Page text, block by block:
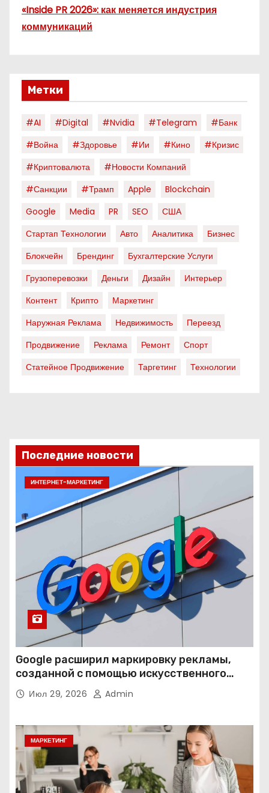
«Inside PR 2026»: как меняется индустрия
коммуникаций
Метки
#AI #digital #nvidia #telegram
#банк
#война
#здоровье #ии #кино
#кризис
#криптовалюта
#новости Компаний
#санкции
#трамп Apple
Blockchain
Google
Media PR SEO
США
Стартап Технологии
Авто Аналитика
Бизнес
Блокчейн
Брендинг
Бухгалтерские Услуги
Грузоперевозки
Деньги Дизайн
Интерьер
Контент
Крипто
Маркетинг
Наружная Реклама
Недвижимость
Переезд
Продвижение
Реклама Ремонт
Спорт
Статейное Продвижение
Таргетинг Технологии
Последние новости
ИНТЕРНЕТ-МАРКЕТИНГ
Google расширил маркировку рекламы,
созданной с помощью искусственного
интеллекта
Июл 29, 2026 Admin
МАРКЕТИНГ